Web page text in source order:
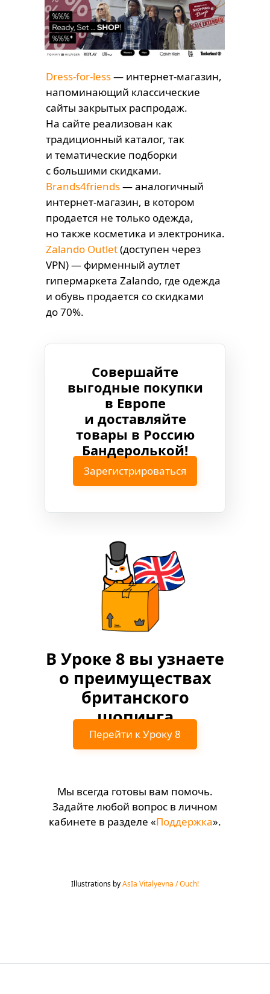
Dress-for-less— интернет-магазин,
напоминающий классические
сайты закрытых распродаж.
На сайте реализован как
традиционный каталог, так
и тематические подборки
с большими скидками.
Brands4friends— аналогичный
интернет-магазин, в котором
продается не только одежда,
но также косметика и электроника.
Zalando Outlet(доступен через
VPN) — фирменный аутлет
гипермаркета Zalando, где одежда
и обувь продается со скидками
до 70%.
Зарегистрироваться
Совершайте
выгодные покупки
в Европе
и доставляйте
товары в Россию
Бандеролькой!
В Уроке 8 вы узнаете
о преимуществах
британского
шопинга
Перейти к Уроку 8
Мы всегда готовы вам помочь.
Задайте любой вопрос в личном
кабинете в разделе «Поддержка».
Illustrations byAsIa Vitalyevna / Ouch!